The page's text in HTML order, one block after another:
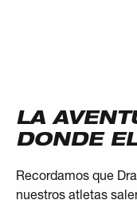
LA
DONDE
Recordamos que
nuestros atletas